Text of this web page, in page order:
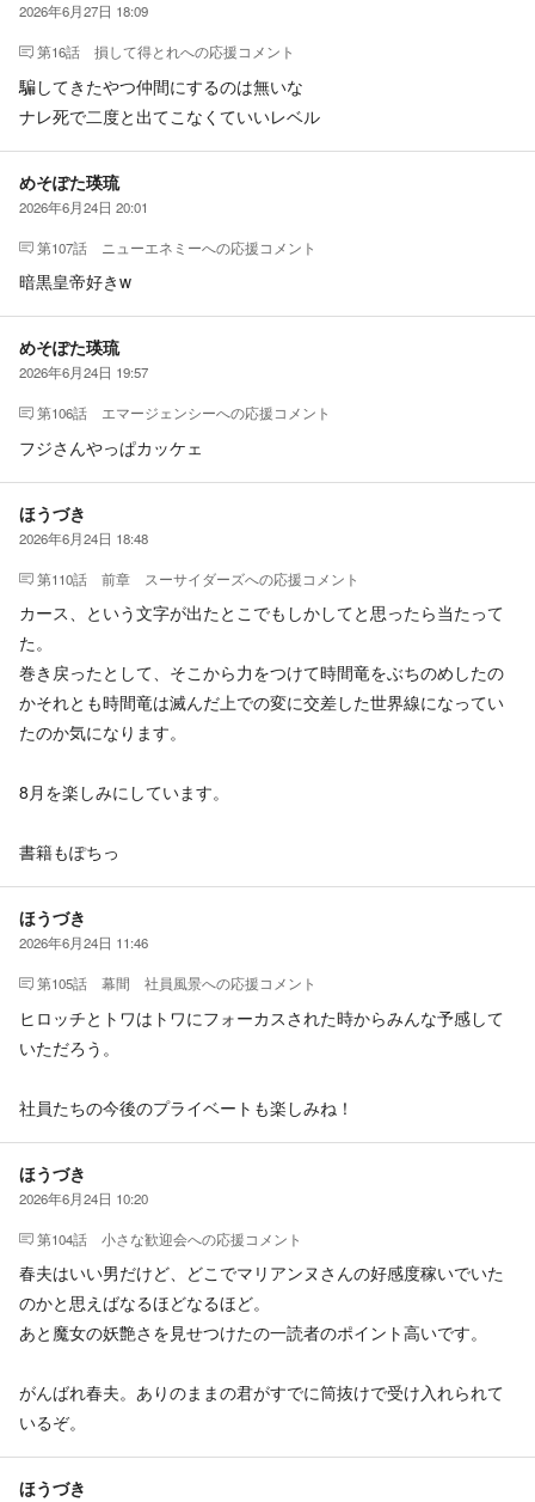
2026年6月27日 18:09
第16話 損して得とれへの応援コメント
騙してきたやつ仲間にするのは無いな
ナレ死で二度と出てこなくていいレベル
めそぽた瑛琉
2026年6月24日 20:01
第107話 ニューエネミーへの応援コメント
暗黒皇帝好きw
めそぽた瑛琉
2026年6月24日 19:57
第106話 エマージェンシーへの応援コメント
フジさんやっぱカッケェ
ほうづき
2026年6月24日 18:48
第110話 前章 スーサイダーズへの応援コメント
カース、という文字が出たとこでもしかしてと思ったら当たって
た。
巻き戻ったとして、そこから力をつけて時間竜をぶちのめしたの
かそれとも時間竜は滅んだ上での変に交差した世界線になってい
たのか気になります。
8月を楽しみにしています。
書籍もぽちっ
ほうづき
2026年6月24日 11:46
第105話 幕間 社員風景への応援コメント
ヒロッチとトワはトワにフォーカスされた時からみんな予感して
いただろう。
社員たちの今後のプライベートも楽しみね！
ほうづき
2026年6月24日 10:20
第104話 小さな歓迎会への応援コメント
春夫はいい男だけど、どこでマリアンヌさんの好感度稼いでいた
のかと思えばなるほどなるほど。
あと魔女の妖艶さを見せつけたの一読者のポイント高いです。
がんばれ春夫。ありのままの君がすでに筒抜けで受け入れられて
いるぞ。
ほうづき